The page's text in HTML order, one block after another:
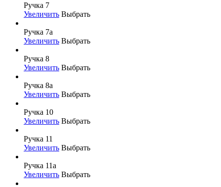
Ручка 7
Увеличить Выбрать
Ручка 7а
Увеличить Выбрать
Ручка 8
Увеличить Выбрать
Ручка 8а
Увеличить Выбрать
Ручка 10
Увеличить Выбрать
Ручка 11
Увеличить Выбрать
Ручка 11а
Увеличить Выбрать